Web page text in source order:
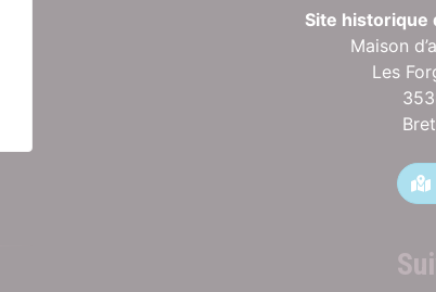
Site historique
Maison
Les